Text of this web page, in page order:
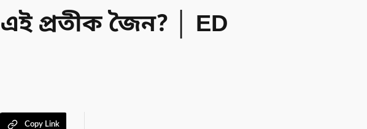
প্রতীক জৈন? │ ED
Copy Link